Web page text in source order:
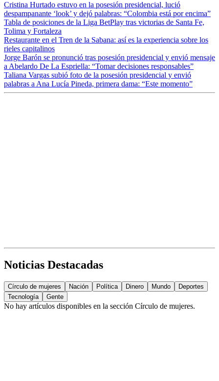
Cristina Hurtado estuvo en la posesión presidencial, lució
despampanante ‘look’ y dejó palabras: “Colombia está por encima”
Tabla de posiciones de la Liga BetPlay tras victorias de Santa Fe,
Tolima y Fortaleza
Restaurante en el Tren de la Sabana: así es la experiencia sobre los
rieles capitalinos
Jorge Barón se pronunció tras posesión presidencial y envió mensaje
a Abelardo De La Espriella: “Tomar decisiones responsables”
Taliana Vargas subió foto de la posesión presidencial y envió
palabras a Ana Lucía Pineda, primera dama: “Este momento”
Noticias Destacadas
Círculo de mujeres Nación Política Dinero Mundo
Deportes
Tecnología
Gente
No hay artículos disponibles en la sección Círculo de mujeres.